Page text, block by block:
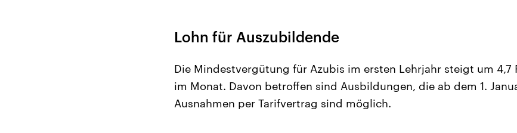
Lohn für Auszubildende
Die Mindestvergütung für Azubis im ersten Lehrjahr steigt um 4,7
im Monat. Davon betroffen sind Ausbildungen, die ab dem 1.
Ausnahmen per Tarifvertrag sind möglich.